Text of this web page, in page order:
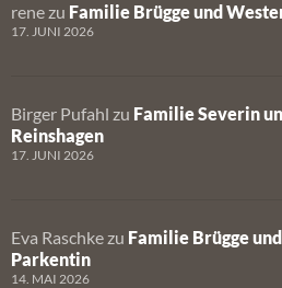
rene zu Familie Brügge und
17. JUNI 2026
Birger Pufahl zu Familie Severin
Reinshagen
17. JUNI 2026
Eva Raschke zu Familie Brügge
Parkentin
14. MAI 2026